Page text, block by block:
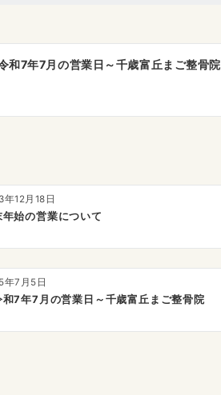
和7年7月の営業日～千歳富丘まご整骨院
年12月18日
年始の営業について
年7月5日
和7年7月の営業日～千歳富丘まご整骨院